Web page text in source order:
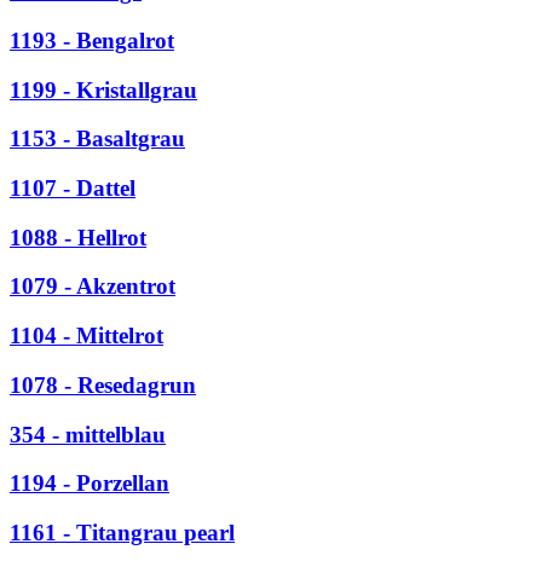
1193 - Bengalrot
1199 - Kristallgrau
1153 - Basaltgrau
1107 - Dattel
1088 - Hellrot
1079 - Akzentrot
1104 - Mittelrot
1078 - Resedagrun
354 - mittelblau
1194 - Porzellan
1161 - Titangrau pearl